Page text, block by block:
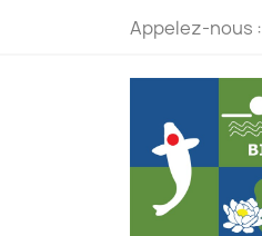
Appelez-nous :